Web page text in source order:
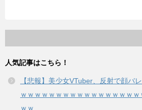
人気記事はこちら！
【悲報】美少女VTuber、反射で顔バ
ｗｗｗｗｗｗｗｗｗｗｗｗｗｗｗｗ
ｗｗ